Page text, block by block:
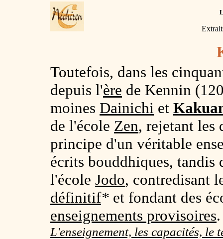
Toutefois, dans les
depuis l'ère de Kennin
moines Dainichi et
de l'école Zen, rejetant les
principe d'un véritable
écrits bouddhiques, tandis
l'école Jodo, contredisant
définitif* et fondant des
enseignements provisoires.
L'enseignement, les capacités, le